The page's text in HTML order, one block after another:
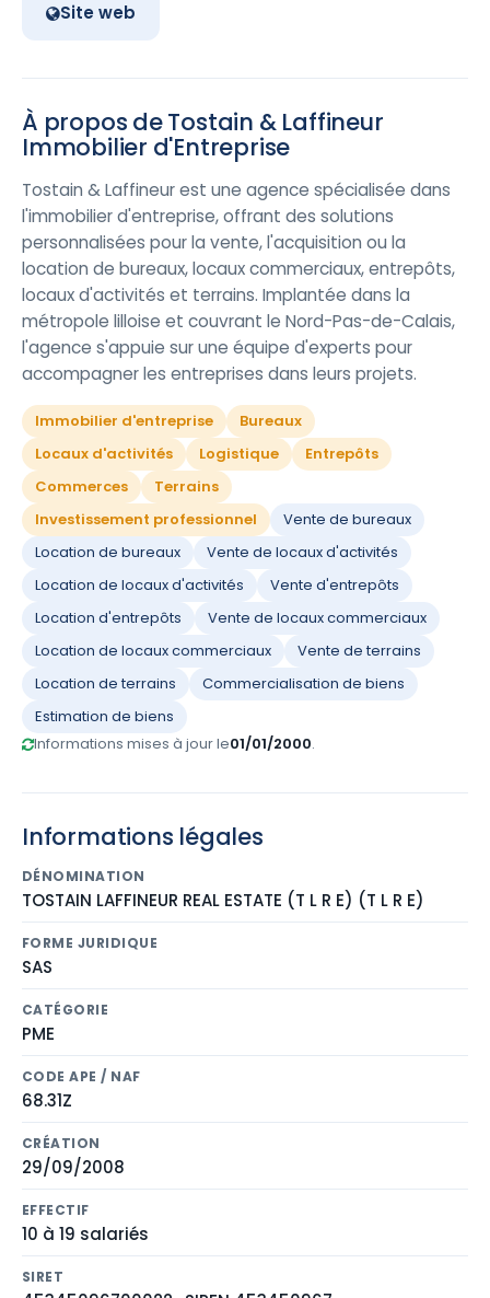
Site web
À propos de Tostain & Laffineur
Immobilier d'Entreprise
Tostain & Laffineur est une agence spécialisée dans
l'immobilier d'entreprise, offrant des solutions
personnalisées pour la vente, l'acquisition ou la
location de bureaux, locaux commerciaux, entrepôts,
locaux d'activités et terrains. Implantée dans la
métropole lilloise et couvrant le Nord-Pas-de-Calais,
l'agence s'appuie sur une équipe d'experts pour
accompagner les entreprises dans leurs projets.
Immobilier d'entreprise
Bureaux
Locaux d'activités
Logistique
Entrepôts
Commerces
Terrains
Investissement professionnel
Vente de bureaux
Location de bureaux
Vente de locaux d'activités
Location de locaux d'activités
Vente d'entrepôts
Location d'entrepôts
Vente de locaux commerciaux
Location de locaux commerciaux
Vente de terrains
Location de terrains
Commercialisation de biens
Estimation de biens
Informations mises à jour le01/01/2000.
Informations légales
DÉNOMINATION
TOSTAIN LAFFINEUR REAL ESTATE (T L R E) (T L R E)
FORME JURIDIQUE
SAS
CATÉGORIE
PME
CODE APE / NAF
68.31Z
CRÉATION
29/09/2008
EFFECTIF
10 à 19 salariés
SIRET